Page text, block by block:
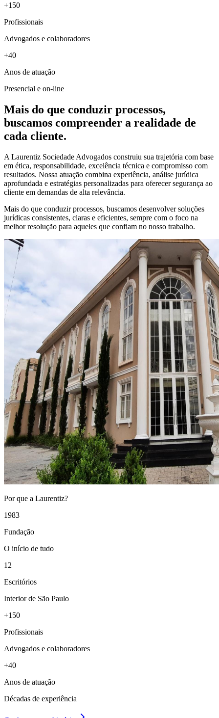
+150
Profissionais
Advogados e colaboradores
+40
Anos de atuação
Presencial e on-line
Mais do que conduzir processos,
buscamos compreender a realidade de
cada cliente.
A Laurentiz Sociedade Advogados construiu sua trajetória com base
em ética, responsabilidade, excelência técnica e compromisso com
resultados. Nossa atuação combina experiência, análise jurídica
aprofundada e estratégias personalizadas para oferecer segurança ao
cliente em demandas de alta relevância.
Mais do que conduzir processos, buscamos desenvolver soluções
jurídicas consistentes, claras e eficientes, sempre com o foco na
melhor resolução para aqueles que confiam no nosso trabalho.
Por que a Laurentiz?
1983
Fundação
O início de tudo
12
Escritórios
Interior de São Paulo
+150
Profissionais
Advogados e colaboradores
+40
Anos de atuação
Décadas de experiência